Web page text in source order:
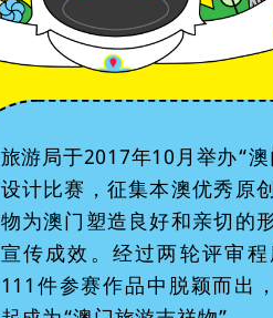
旅游局于2017年10月举办“
设计比赛，征集本澳优秀原
物为澳门塑造良好和亲切的
宣传成效。经过两轮评审
111件参赛作品中脱颖而出